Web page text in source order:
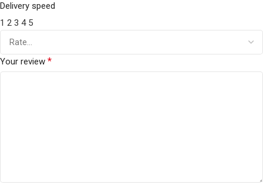
Delivery speed
1 2 3 4 5
Your review *